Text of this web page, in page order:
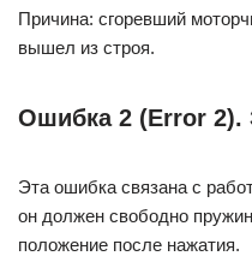
Причина: сгоревший
вышел из строя.
Ошибка 2 (Error 2).
Эта ошибка связана с
он должен свободно
положение после нажатия.